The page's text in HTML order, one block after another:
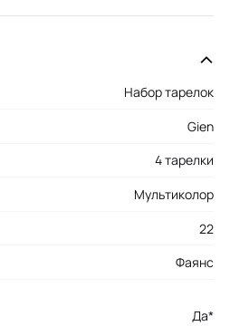
Набор тарелок
Gien
4 тарелки
Мультиколор
22
Фаянс
Да*